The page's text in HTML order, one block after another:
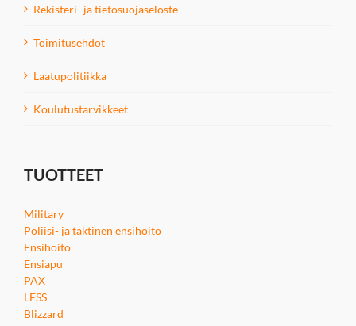
Rekisteri- ja tietosuojaseloste
Toimitusehdot
Laatupolitiikka
Koulutustarvikkeet
TUOTTEET
Military
Poliisi- ja taktinen ensihoito
Ensihoito
Ensiapu
PAX
LESS
Blizzard